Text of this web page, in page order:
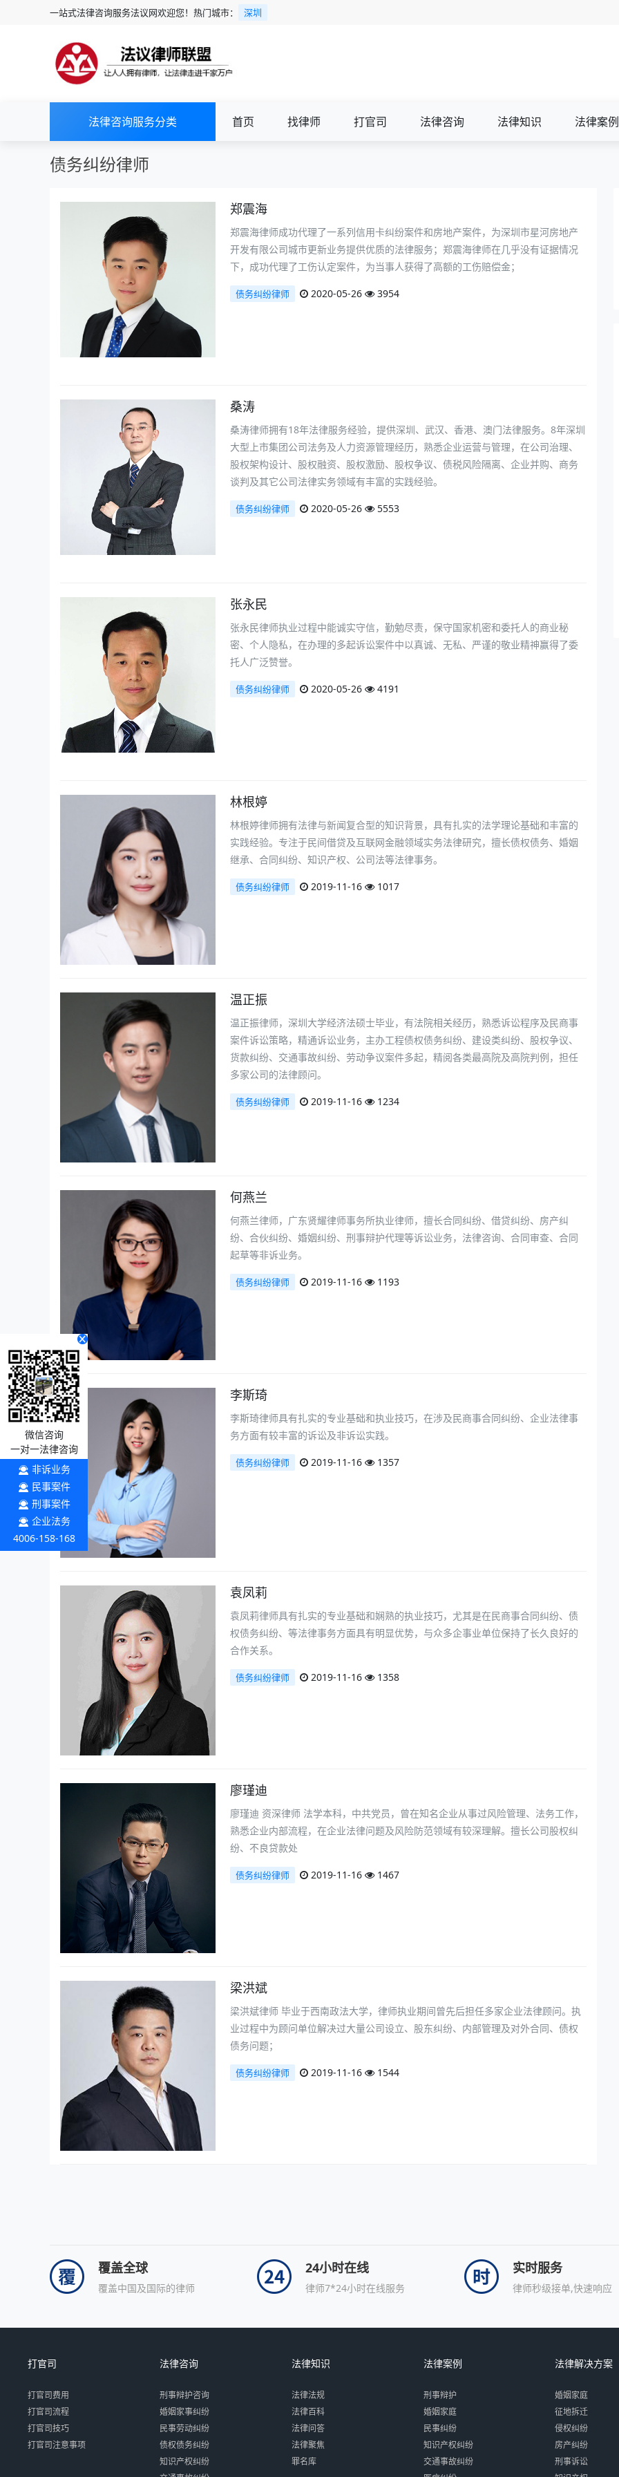
一站式法律咨询服务法议网欢迎您！热门城市： 深圳
法律咨询服务分类 首页 找律师 打官司 法律咨询 法律知识 法律案例
债务纠纷律师
郑震海
郑震海律师成功代理了一系列信用卡纠纷案件和房地产案件，为深圳市星河房地产
开发有限公司城市更新业务提供优质的法律服务；郑震海律师在几乎没有证据情况
下，成功代理了工伤认定案件，为当事人获得了高额的工伤赔偿金；
债务纠纷律师 2020-05-26 3954
桑涛
桑涛律师拥有18年法律服务经验，提供深圳、武汉、香港、澳门法律服务。8年深圳
大型上市集团公司法务及人力资源管理经历，熟悉企业运营与管理，在公司治理、
股权架构设计、股权融资、股权激励、股权争议、债税风险隔离、企业并购、商务
谈判及其它公司法律实务领域有丰富的实践经验。
债务纠纷律师 2020-05-26 5553
张永民
张永民律师执业过程中能诚实守信，勤勉尽责，保守国家机密和委托人的商业秘
密、个人隐私，在办理的多起诉讼案件中以真诚、无私、严谨的敬业精神赢得了委
托人广泛赞誉。
债务纠纷律师 2020-05-26 4191
林根婷
林根婷律师拥有法律与新闻复合型的知识背景，具有扎实的法学理论基础和丰富的
实践经验。专注于民间借贷及互联网金融领域实务法律研究，擅长债权债务、婚姻
继承、合同纠纷、知识产权、公司法等法律事务。
债务纠纷律师 2019-11-16 1017
温正振
温正振律师，深圳大学经济法硕士毕业，有法院相关经历，熟悉诉讼程序及民商事
案件诉讼策略，精通诉讼业务，主办工程债权债务纠纷、建设类纠纷、股权争议、
货款纠纷、交通事故纠纷、劳动争议案件多起，精阅各类最高院及高院判例，担任
多家公司的法律顾问。
债务纠纷律师 2019-11-16 1234
何燕兰
何燕兰律师，广东贤耀律师事务所执业律师，擅长合同纠纷、借贷纠纷、房产纠
纷、合伙纠纷、婚姻纠纷、刑事辩护代理等诉讼业务，法律咨询、合同审查、合同
起草等非诉业务。
债务纠纷律师 2019-11-16 1193
李斯琦
李斯琦律师具有扎实的专业基础和执业技巧，在涉及民商事合同纠纷、企业法律事
务方面有较丰富的诉讼及非诉讼实践。
债务纠纷律师 2019-11-16 1357
袁凤莉
袁凤莉律师具有扎实的专业基础和娴熟的执业技巧，尤其是在民商事合同纠纷、债
权债务纠纷、等法律事务方面具有明显优势，与众多企事业单位保持了长久良好的
合作关系。
债务纠纷律师 2019-11-16 1358
廖瑾迪
廖瑾迪 资深律师 法学本科，中共党员，曾在知名企业从事过风险管理、法务工作，
熟悉企业内部流程，在企业法律问题及风险防范领域有较深理解。擅长公司股权纠
纷、不良贷款处
债务纠纷律师 2019-11-16 1467
梁洪斌
梁洪斌律师 毕业于西南政法大学，律师执业期间曾先后担任多家企业法律顾问。执
业过程中为顾问单位解决过大量公司设立、股东纠纷、内部管理及对外合同、债权
债务问题；
债务纠纷律师 2019-11-16 1544
覆盖全球
覆盖中国及国际的律师
24小时在线
律师7*24小时在线服务
实时服务
律师秒级接单,快速响应
打官司
打官司费用
打官司流程
打官司技巧
打官司注意事项
法律咨询
刑事辩护咨询
婚姻家事纠纷
民事劳动纠纷
债权债务纠纷
知识产权纠纷
法律知识
法律法规
法律百科
法律问答
法律聚焦
罪名库
法律案例
刑事辩护
婚姻家庭
民事纠纷
知识产权纠纷
交通事故纠纷
法律解决方案
婚姻家庭
征地拆迁
侵权纠纷
房产纠纷
刑事诉讼
微信咨询
一对一法律咨询
非诉业务
民事案件
刑事案件
企业法务
4006-158-168